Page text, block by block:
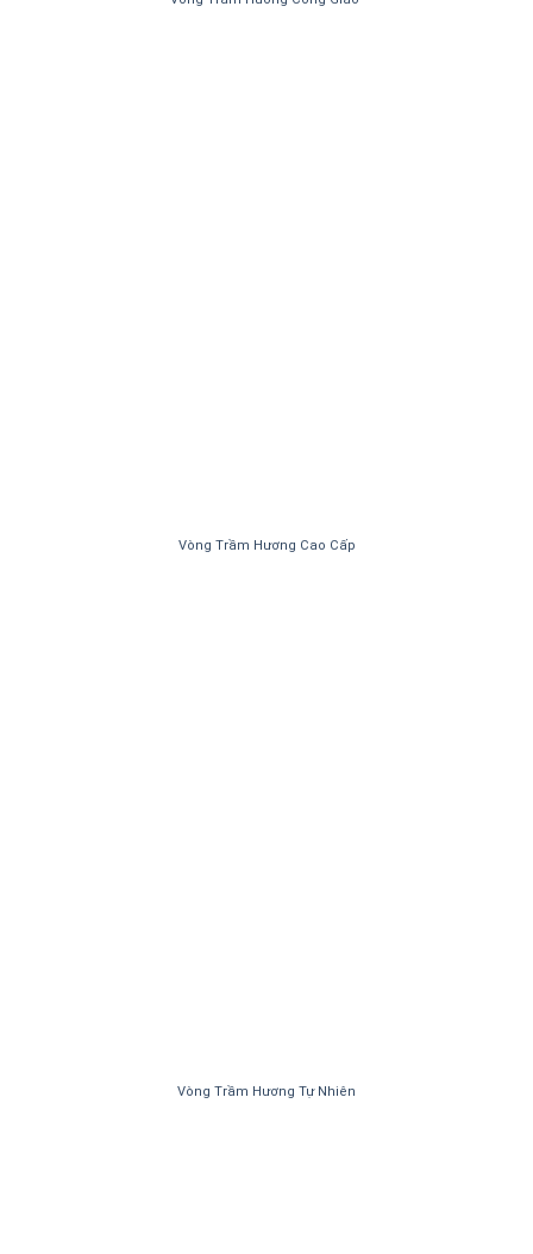
Vòng Trầm Hương Cao Cấp
Vòng Trầm Hương Tự Nhiên